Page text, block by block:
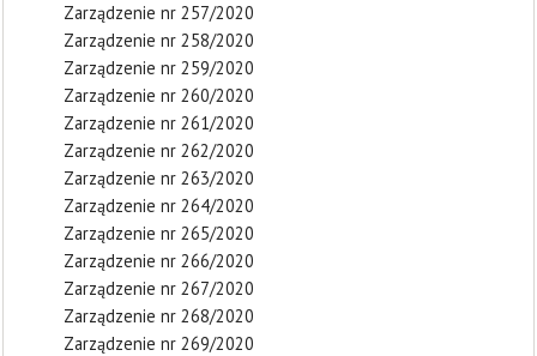
Zarządzenie nr 257/2020
Zarządzenie nr 258/2020
Zarządzenie nr 259/2020
Zarządzenie nr 260/2020
Zarządzenie nr 261/2020
Zarządzenie nr 262/2020
Zarządzenie nr 263/2020
Zarządzenie nr 264/2020
Zarządzenie nr 265/2020
Zarządzenie nr 266/2020
Zarządzenie nr 267/2020
Zarządzenie nr 268/2020
Zarządzenie nr 269/2020